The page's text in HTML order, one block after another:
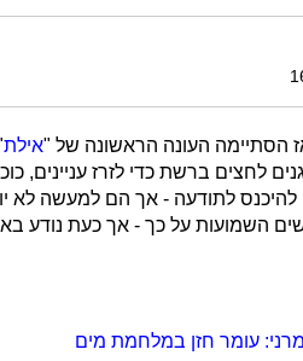
העונה הראשונה של "אילת
לחצים ברשת כדי לזרז עניינים,
לתודעה - אך הם למעשה לא
השמועות על כך - אך כעת נודע